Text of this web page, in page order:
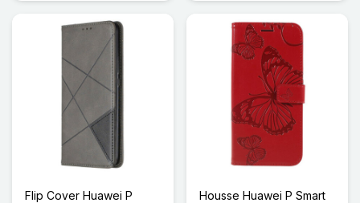
Flip Cover Huawei P
Housse Huawei P Smart